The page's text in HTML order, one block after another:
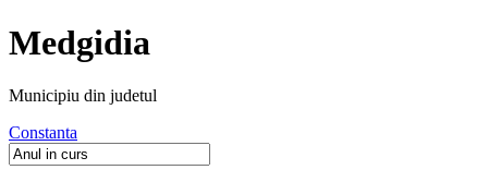
Medgidia
Municipiu din judetul
Constanta